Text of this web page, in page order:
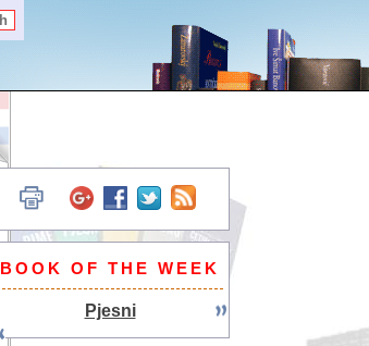
BOOK OF THE WEEK
Pjesni